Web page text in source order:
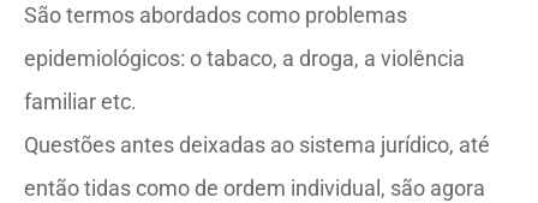
São termos abordados como problemas
epidemiológicos: o tabaco, a droga, a violência
familiar etc.
Questões antes deixadas ao sistema jurídico, até
então tidas como de ordem individual, são agora